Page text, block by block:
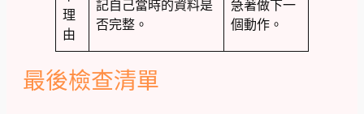
理
由
記自己當時的資料是
否完整。
急著做下一
個動作。
最後檢查清單